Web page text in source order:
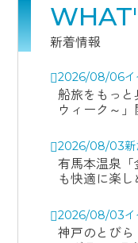
新着情報
2026/08/06
船旅をもっと
ウィーク～」
2026/08/03
有馬本温泉
も快適に楽
2026/08/03
神戸のとび